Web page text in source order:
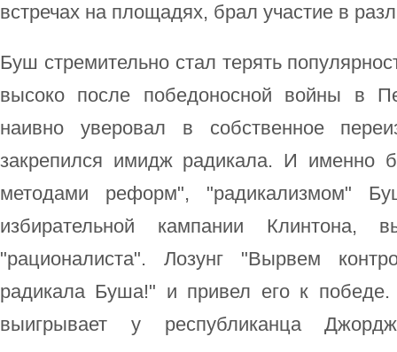
встречах на площадях, брал участие в
Буш стремительно стал терять
высоко после победоносной войны в
наивно уверовал в собственное
закрепился имидж радикала. И именно
методами реформ", "радикализмом"
избирательной кампании Клинтона,
"рационалиста". Лозунг "Вырвем
радикала Буша!" и привел его к
выигрывает у республиканца